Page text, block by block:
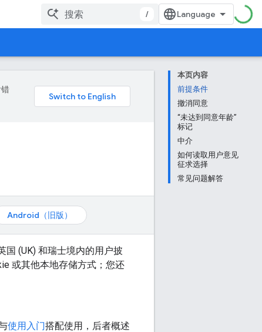
/
本页内容
前提条件
撤消同意
“未达到同意年龄”
标记
中介
如何读取用户意见
征求选择
常见问题解答
Android（旧版）
国 (UK) 和瑞士境内的用户披
或其他本地存储方式；您还
使用入门搭配使用，后者概述